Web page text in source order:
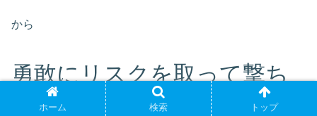
から
勇敢にリスクを取って撃ち
ホーム 検索 トップ